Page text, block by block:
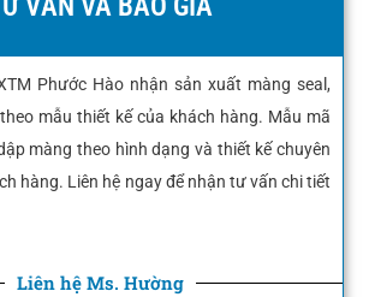
Phước Hào nhận sản xuất màng seal,
mẫu thiết kế của khách hàng. Mẫu mã
màng theo hình dạng và thiết kế chuyên
hàng. Liên hệ ngay để nhận tư vấn chi tiết
Liên hệ Ms. Hường